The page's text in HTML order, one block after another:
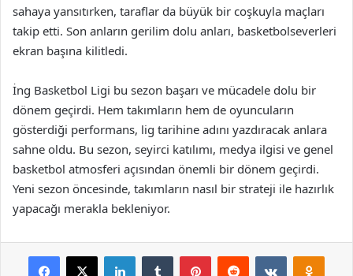
sahaya yansıtırken, taraflar da büyük bir coşkuyla maçları
takip etti. Son anların gerilim dolu anları, basketbolseverleri
ekran başına kilitledi.
İng Basketbol Ligi bu sezon başarı ve mücadele dolu bir
dönem geçirdi. Hem takımların hem de oyuncuların
gösterdiği performans, lig tarihine adını yazdıracak anlara
sahne oldu. Bu sezon, seyirci katılımı, medya ilgisi ve genel
basketbol atmosferi açısından önemli bir dönem geçirdi.
Yeni sezon öncesinde, takımların nasıl bir strateji ile hazırlık
yapacağı merakla bekleniyor.
Facebook
X LinkedInTumblr PinterestReddit VKontakte